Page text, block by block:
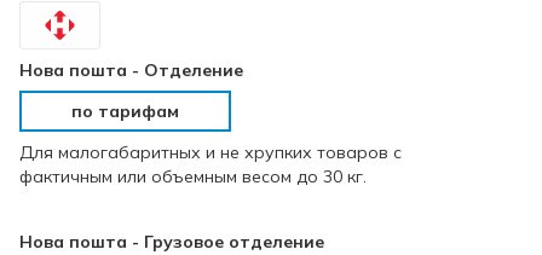
Нова пошта - Отделение
по тарифам
Для малогабаритных и не хрупких товаров с
фактичным или объемным весом до 30 кг.
Нова пошта - Грузовое отделение